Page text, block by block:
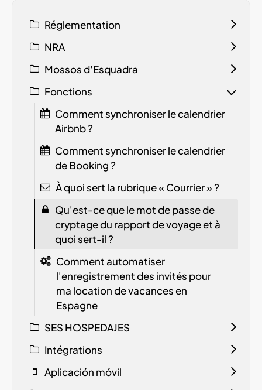
Réglementation
NRA
Mossos d'Esquadra
Fonctions
Comment synchroniser le calendrier
Airbnb ?
Comment synchroniser le calendrier
de Booking ?
À quoi sert la rubrique « Courrier » ?
Qu'est-ce que le mot de passe de
cryptage du rapport de voyage et à
quoi sert-il ?
Comment automatiser
l'enregistrement des invités pour
ma location de vacances en
Espagne
SES HOSPEDAJES
Intégrations
Aplicación móvil